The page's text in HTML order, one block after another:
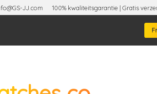
JJ.com 100% kwaliteitsgarantie | Gratis